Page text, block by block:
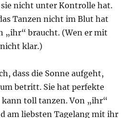
sie nicht unter Kontrolle hat.
Tanzen nicht im Blut hat
„ihr“ braucht. (Wen er mit
klar.)
dass die Sonne aufgeht,
betritt. Sie hat perfekte
kann toll tanzen. Von „ihr“
am liebsten Tagelang mit ihr